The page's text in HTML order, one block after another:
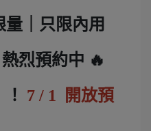
｜只限內用
烈預約中 🔥
！ 7 / 1 開放預